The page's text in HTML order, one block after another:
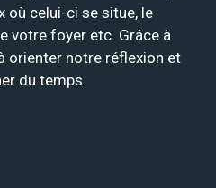
où celui-ci se situe, le
votre foyer etc. Grâce à
orienter notre réflexion et
du temps.